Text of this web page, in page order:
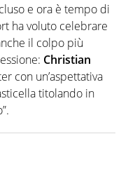
e ora è tempo di
ha voluto celebrare
il colpo più
Christian
con un’aspettativa
titolando in